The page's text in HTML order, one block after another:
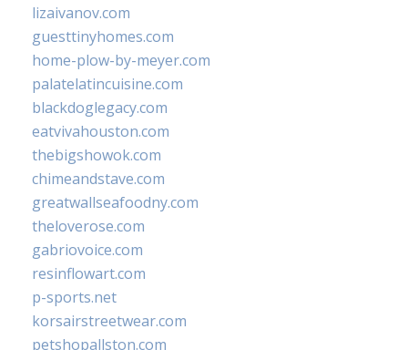
lizaivanov.com
guesttinyhomes.com
home-plow-by-meyer.com
palatelatincuisine.com
blackdoglegacy.com
eatvivahouston.com
thebigshowok.com
chimeandstave.com
greatwallseafoodny.com
theloverose.com
gabriovoice.com
resinflowart.com
p-sports.net
korsairstreetwear.com
petshopallston.com